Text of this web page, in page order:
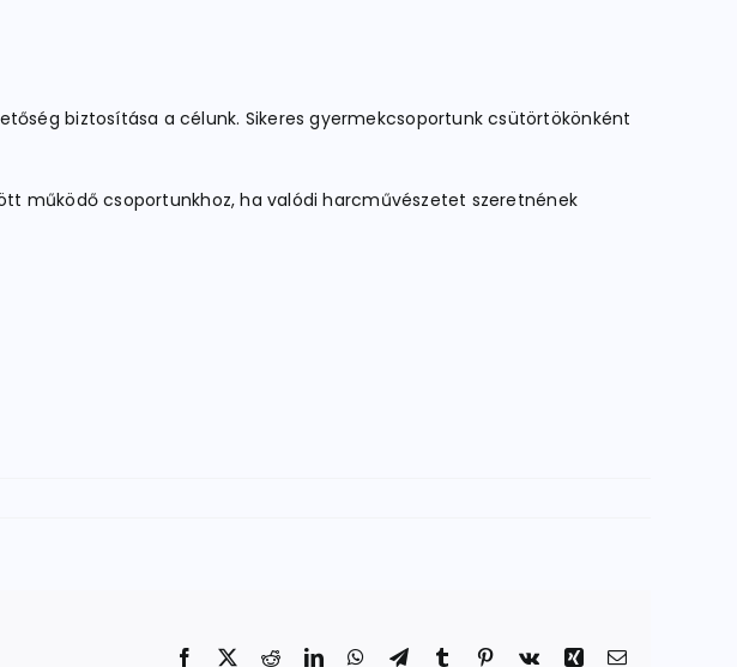
biztosítása a célunk. Sikeres gyermekcsoportunk csütörtökönként
működő csoportunkhoz, ha valódi harcművészetet szeretnének
Facebook RedditLinkedInWhatsApp
TelegramTumblr Pinterest
Vk Xing Email: